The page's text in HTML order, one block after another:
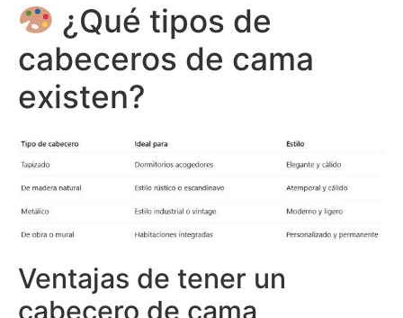
¿Qué tipos de
cabeceros de cama
existen?
Ventajas de tener un
cabecero de cama